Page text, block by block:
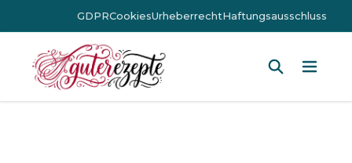
GDPRCookiesUrheberrechtHaftungsausschluss